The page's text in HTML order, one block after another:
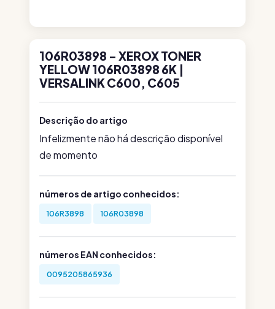
106R03898 - XEROX TONER
YELLOW 106R03898 6K |
VERSALINK C600, C605
Descrição do artigo
Infelizmente não há descrição disponível
de momento
números de artigo conhecidos:
106R3898 106R03898
números EAN conhecidos:
0095205865936